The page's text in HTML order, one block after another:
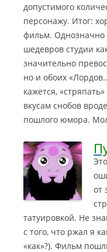
допустимого
персонажу. Итог:
фильм. Однозначно
шедевров студии
значительно
но и обоих
кажется,
вкусам снобов
пошлого юмора.
от
татуировкой. Не
с того, что ржал я
«как»?). Фильм